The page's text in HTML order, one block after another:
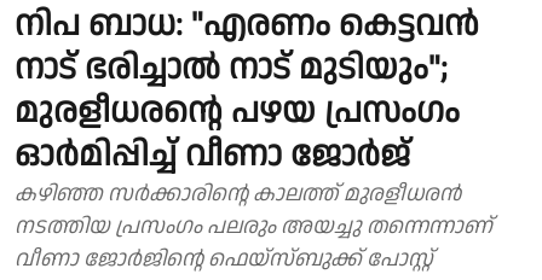
നിപ ബാധ: "എരണം കെട്ടവൻ
നാട് ഭരിച്ചാൽ നാട് മുടിയും";
മുരളീധരന്റെ പഴയ പ്രസംഗം
ഓർമിപ്പിച്ച് വീണാ ജോർജ്
കഴിഞ്ഞ സർക്കാരിന്റെ കാലത്ത് മുരളീധരൻ
നടത്തിയ പ്രസംഗം പലരും അയച്ചു തന്നെന്നാണ്
വീണാ ജോർജിന്റെ ഫെയ്സ്ബുക്ക് പോസ്റ്റ്